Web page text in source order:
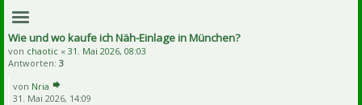
Wie und wo kaufe ich Näh-Einlage in München?
von chaotic « 31. Mai 2026, 08:03
Antworten: 3
von Nria
31. Mai 2026, 14:09